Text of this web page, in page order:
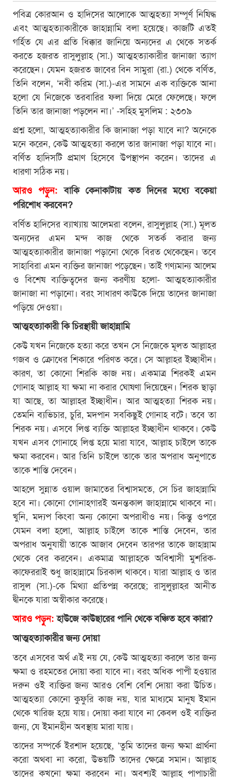
পবিত্র কোরআন ও হাদিসের আলোকে আত্মহত্যা সম্পূর্ণ নিষিদ্ধ
এবং আত্মহত্যাকারীকে জাহান্নামি বলা হয়েছে। কাজটি এতই
গর্হিত যে এর প্রতি ধিক্কার জানিয়ে অন্যদের এ থেকে সতর্ক
করতে হজরত রাসুলুল্লাহ (সা.) আত্মহত্যাকারীর জানাজা ত্যাগ
করেছেন। যেমন হজরত জাবের বিন সামুরা (রা.) থেকে বর্ণিত,
তিনি বলেন, ‘নবী করিম (সা.)-এর সামনে এক ব্যক্তিকে আনা
হলো যে নিজেকে তরবারির ফলা দিয়ে মেরে ফেলেছে। ফলে
তিনি তার জানাজা পড়লেন না।’ -সহিহ মুসলিম : ২৩০৯
প্রশ্ন হলো, আত্মহত্যাকারীর কি জানাজা পড়া যাবে না? অনেকে
মনে করেন, কেউ আত্মহত্যা করলে তার জানাজা পড়া যাবে না।
বর্ণিত হাদিসটি প্রমাণ হিসেবে উপস্থাপন করেন। তাদের এ
ধারণা সঠিক নয়।
আরও পড়ুন: বাকি কেনাকাটায় কত দিনের মধ্যে বকেয়া
পরিশোধ করবেন?
বর্ণিত হাদিসের ব্যাখ্যায় আলেমরা বলেন, রাসুলুল্লাহ (সা.) মূলত
অন্যদের এমন মন্দ কাজ থেকে সতর্ক করার জন্য
আত্মহত্যাকারীর জানাজা পড়ানো থেকে বিরত থেকেছেন। তবে
সাহাবিরা এমন ব্যক্তির জানাজা পড়েছেন। তাই গণ্যমান্য আলেম
ও বিশেষ ব্যক্তিত্বদের জন্য করণীয় হলো- আত্মহত্যাকারীর
জানাজা না পড়ানো। বরং সাধারণ কাউকে দিয়ে তাদের জানাজা
পড়িয়ে দেওয়া।
আত্মহত্যাকারী কি চিরস্থায়ী জাহান্নামি
কেউ যখন নিজেকে হত্যা করে তখন সে নিজেকে মূলত আল্লাহর
গজব ও ক্রোধের শিকারে পরিণত করে। সে আল্লাহর ইচ্ছাধীন।
কারণ, তা কোনো শিরকি কাজ নয়। একমাত্র শিরকই এমন
গোনাহ আল্লাহ যা ক্ষমা না করার ঘোষণা দিয়েছেন। শিরক ছাড়া
যা আছে, তা আল্লাহর ইচ্ছাধীন। আর আত্মহত্যা শিরক নয়।
তেমনি ব্যভিচার, চুরি, মদপান সবকিছুই গোনাহ বটে। তবে তা
শিরক নয়। এসবে লিপ্ত ব্যক্তি আল্লাহর ইচ্ছাধীন থাকবে। কেউ
যখন এসব গোনাহে লিপ্ত হয়ে মারা যাবে, আল্লাহ চাইলে তাকে
ক্ষমা করবেন। আর তিনি চাইলে তাকে তার অপরাধ অনুপাতে
তাকে শাস্তি দেবেন।
আহলে সুন্নাত ওয়াল জামাতের বিশ্বাসমতে, সে চির জাহান্নামি
হবে না। কোনো গোনাহগারই অনন্তকাল জাহান্নামে থাকবে না।
খুনি, মদ্যপ কিংবা অন্য কোনো অপরাধীও নয়। কিন্তু ওপরে
যেমন বলা হলো, আল্লাহ চাইলে তাকে শাস্তি দেবেন, তার
অপরাধ অনুযায়ী তাকে আজাব দেবেন তারপর তাকে জাহান্নাম
থেকে বের করবেন। একমাত্র আল্লাহকে অবিশ্বাসী মুশরিক-
কাফেররাই শুধু জাহান্নামে চিরকাল থাকবে। যারা আল্লাহ ও তার
রাসুল (সা.)-কে মিথ্যা প্রতিপন্ন করেছে; রাসুলুল্লাহর আনীত
দ্বীনকে যারা অস্বীকার করেছে।
আরও পড়ুন:হাউজে কাউছারের পানি থেকে বঞ্চিত হবে কারা?
আত্মহত্যাকারীর জন্য দোয়া
তবে এসবের অর্থ এই নয় যে, কেউ আত্মহত্যা করলে তার জন্য
ক্ষমা ও রহমতের দোয়া করা যাবে না। বরং অধিক পাপী হওয়ার
দরুন ওই ব্যক্তির জন্য আরও বেশি বেশি দোয়া করা উচিত।
আত্মহত্যা কোনো কুফুরি কাজ নয়, যার মাধ্যমে মানুষ ইমান
থেকে খারিজ হয়ে যায়। দোয়া করা যাবে না কেবল ওই ব্যক্তির
জন্য, যে ইমানহীন অবস্থায় মারা যায়।
তাদের সম্পর্কে ইরশাদ হয়েছে, ‘তুমি তাদের জন্য ক্ষমা প্রার্থনা
করো অথবা না করো, উভয়টি তাদের ক্ষেত্রে সমান। আল্লাহ
তাদের কখনো ক্ষমা করবেন না। অবশ্যই আল্লাহ পাপাচারী